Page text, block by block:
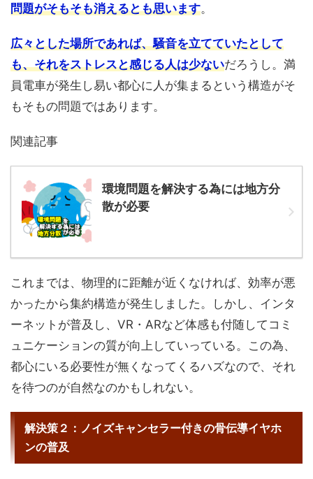
問題がそもそも消えるとも思います。
広々とした場所であれば、騒音を立てていたとして
も、それをストレスと感じる人は少ないだろうし。満
員電車が発生し易い都心に人が集まるという構造がそ
もそもの問題ではあります。
関連記事
環境問題を解決する為には地方分
散が必要
これまでは、物理的に距離が近くなければ、効率が悪
かったから集約構造が発生しました。しかし、インタ
ーネットが普及し、VR・ARなど体感も付随してコミ
ュニケーションの質が向上していっている。この為、
都心にいる必要性が無くなってくるハズなので、それ
を待つのが自然なのかもしれない。
解決策２：ノイズキャンセラー付きの骨伝導イヤホ
ンの普及